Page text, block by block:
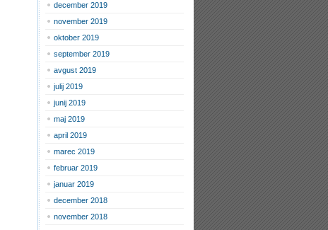
december 2019
november 2019
oktober 2019
september 2019
avgust 2019
julij 2019
junij 2019
maj 2019
april 2019
marec 2019
februar 2019
januar 2019
december 2018
november 2018